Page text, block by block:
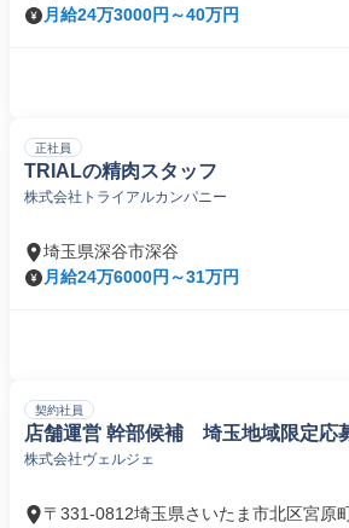
月給24万3000円～40万円
正社員
TRIALの精肉スタッフ
株式会社トライアルカンパニー
埼玉県深谷市深谷
月給24万6000円～31万円
契約社員
店舗運営 幹部候補 埼玉地域限定応
株式会社ヴェルジェ
〒331-0812埼玉県さいたま市北区宮原